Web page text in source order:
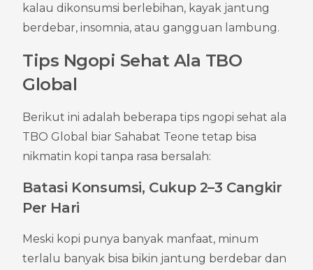
kalau dikonsumsi berlebihan, kayak jantung
berdebar, insomnia, atau gangguan lambung.
Tips Ngopi Sehat Ala TBO
Global
Berikut ini adalah beberapa tips ngopi sehat ala
TBO Global biar Sahabat Teone tetap bisa
nikmatin kopi tanpa rasa bersalah:
Batasi Konsumsi, Cukup 2–3 Cangkir
Per Hari
Meski kopi punya banyak manfaat, minum
terlalu banyak bisa bikin jantung berdebar dan